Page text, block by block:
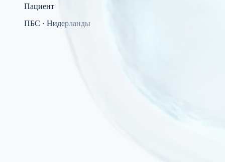
Пациент
ПБС · Нидерланды